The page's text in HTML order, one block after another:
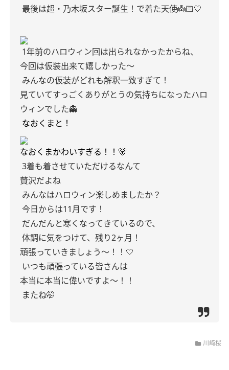
最後は超・乃木坂スター誕生！で着た天使👼🏻🤍
1年前のハロウィン回は出られなかったからね、
今回は仮装出来て嬉しかった〜
みんなの仮装がどれも解釈一致すぎて！
見ていてすっごくありがとうの気持ちになったハロ
ウィンでした👻
なおくまと！
なおくまかわいすぎる！！🐻
3着も着させていただけるなんて
贅沢だよね
みんなはハロウィン楽しめましたか？
今日からは11月です！
だんだんと寒くなってきているので、
体調に気をつけて、残り2ヶ月！
頑張っていきましょう〜！！🤍
いつも頑張っている皆さんは
本当に本当に偉いですよ〜！！
またね🤭
川﨑桜